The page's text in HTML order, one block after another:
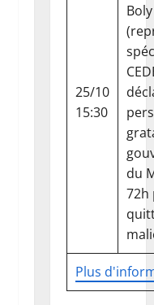
Plus
25/10
15:30
Boly
du
72h